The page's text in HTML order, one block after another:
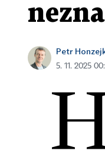
Petr
5. 11. 2025